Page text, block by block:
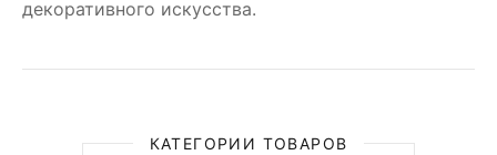
декоративного искусства.
КАТЕГОРИИ ТОВАРОВ